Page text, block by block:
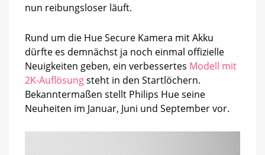
nun reibungsloser läuft.
Rund um die Hue Secure Kamera mit Akku
dürfte es demnächst ja noch einmal offizielle
Neuigkeiten geben, ein verbessertes Modell mit
2K-Auflösungsteht in den Startlöchern.
Bekanntermaßen stellt Philips Hue seine
Neuheiten im Januar, Juni und September vor.